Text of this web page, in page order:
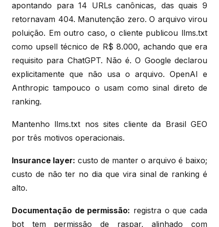
apontando para 14 URLs canônicas, das quais 9
retornavam 404. Manutenção zero. O arquivo virou
poluição. Em outro caso, o cliente publicou llms.txt
como upsell técnico de R$ 8.000, achando que era
requisito para ChatGPT. Não é. O Google declarou
explicitamente que não usa o arquivo. OpenAI e
Anthropic tampouco o usam como sinal direto de
ranking.
Mantenho llms.txt nos sites cliente da Brasil GEO
por três motivos operacionais.
Insurance layer: custo de manter o arquivo é baixo;
custo de não ter no dia que vira sinal de ranking é
alto.
Documentação de permissão: registra o que cada
bot tem permissão de raspar, alinhado com